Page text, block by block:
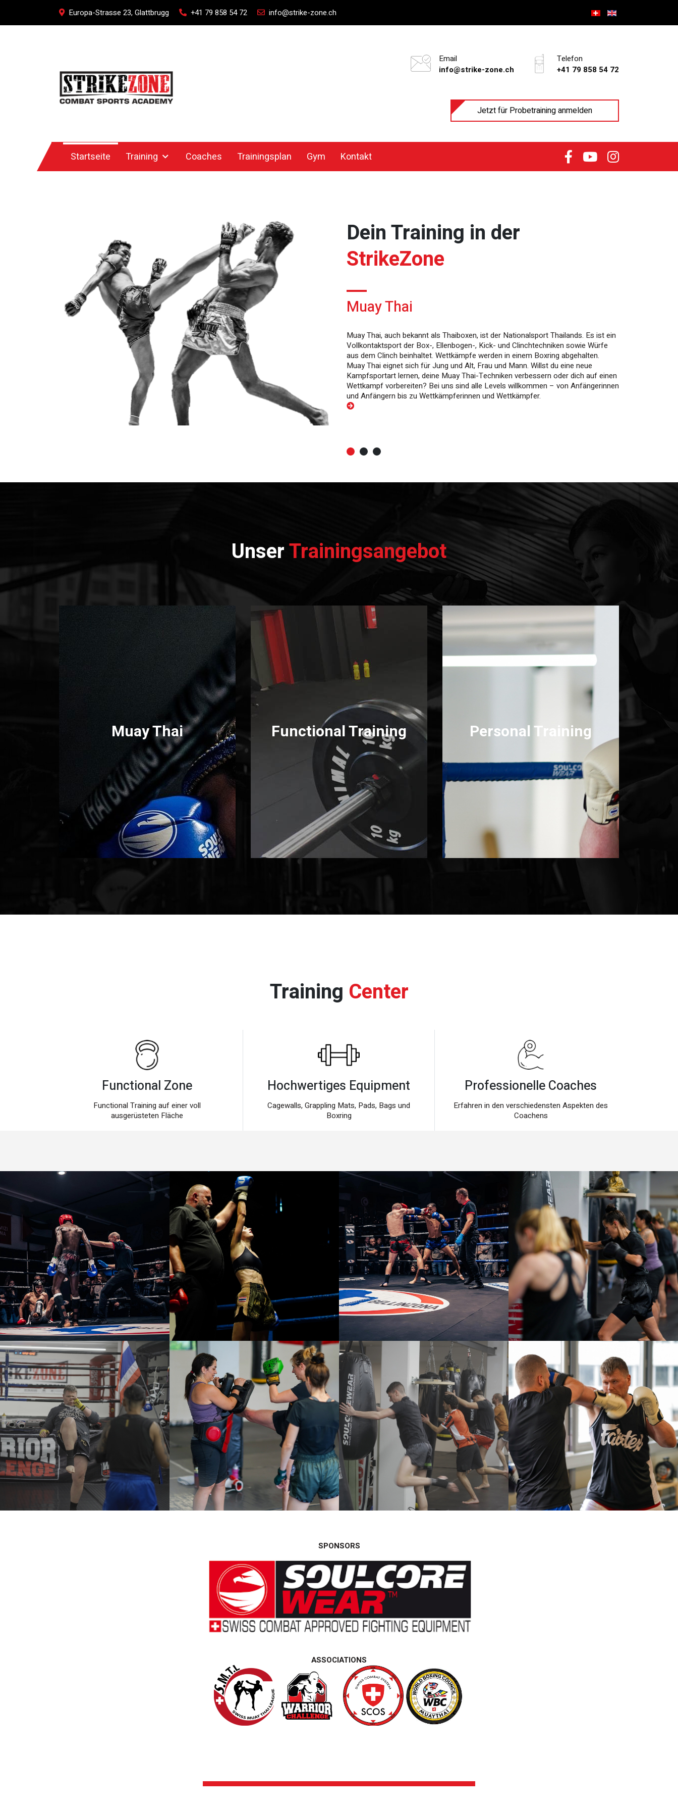
Europa-Strasse 23, Glattbrugg +41 79 858 54 72 info@strike-zone.ch
Email
info@strike-zone.ch
Telefon
+41 79 858 54 72
Jetzt für Probetraining anmelden
Startseite Training Coaches Trainingsplan Gym Kontakt
Dein Training in der
StrikeZone
Muay Thai
Muay Thai, auch bekannt als Thaiboxen, ist der Nationalsport Thailands. Es ist ein
Vollkontaktsport der Box-, Ellenbogen-, Kick- und Clinchtechniken sowie Würfe
aus dem Clinch beinhaltet. Wettkämpfe werden in einem Boxring abgehalten.
Muay Thai eignet sich für Jung und Alt, Frau und Mann. Willst du eine neue
Kampfsportart lernen, deine Muay Thai-Techniken verbessern oder dich auf einen
Wettkampf vorbereiten? Bei uns sind alle Levels willkommen – von Anfängerinnen
und Anfängern bis zu Wettkämpferinnen und Wettkämpfer.
UnserTrainingsangebot
Muay Thai Functional Training Personal Training
Training Center
Functional Zone
Functional Training auf einer voll
ausgerüsteten Fläche
Hochwertiges Equipment
Cagewalls, Grappling Mats, Pads, Bags und
Boxring
Professionelle Coaches
Erfahren in den verschiedensten Aspekten des
Coachens
SPONSORS
ASSOCIATIONS